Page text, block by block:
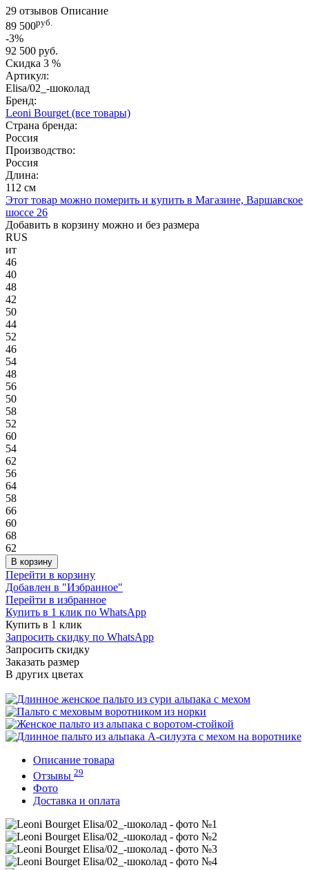
29 отзывов Описание
89 500руб.
-3%
92 500 руб.
Скидка 3 %
Артикул:
Elisa/02_-шоколад
Бренд:
Leoni Bourget (все товары)
Страна бренда:
Россия
Производство:
Россия
Длина:
112 см
Этот товар можно померить и купить в Магазине, Варшавское
шоссе 26
Добавить в корзину можно и без размера
RUS
ит
46
40
48
42
50
44
52
46
54
48
56
50
58
52
60
54
62
56
64
58
66
60
68
62
В корзину
Перейти в корзину
Добавлен в "Избранное"
Перейти в избранное
Купить в 1 клик по WhatsApp
Купить в 1 клик
Запросить скидку по WhatsApp
Запросить скидку
Заказать размер
В других цветах
Описание товара
Отзывы 29
Фото
Доставка и оплата